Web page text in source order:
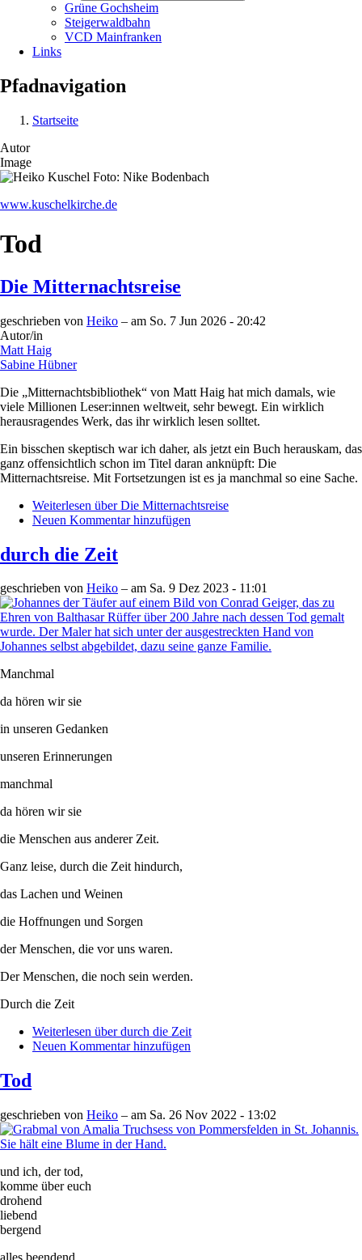
Grüne Gochsheim
Steigerwaldbahn
VCD Mainfranken
Links
Pfadnavigation
Startseite
Autor
Image
www.kuschelkirche.de
Tod
Die Mitternachtsreise
geschrieben von Heiko – am So. 7 Jun 2026 - 20:42
Autor/in
Matt Haig
Sabine Hübner
Die „Mitternachtsbibliothek“ von Matt Haig hat mich damals, wie
viele Millionen Leser:innen weltweit, sehr bewegt. Ein wirklich
herausragendes Werk, das ihr wirklich lesen solltet.
Ein bisschen skeptisch war ich daher, als jetzt ein Buch herauskam, das
ganz offensichtlich schon im Titel daran anknüpft: Die
Mitternachtsreise. Mit Fortsetzungen ist es ja manchmal so eine Sache.
Weiterlesen über Die Mitternachtsreise
Neuen Kommentar hinzufügen
durch die Zeit
geschrieben von Heiko – am Sa. 9 Dez 2023 - 11:01
Manchmal
da hören wir sie
in unseren Gedanken
unseren Erinnerungen
manchmal
da hören wir sie
die Menschen aus anderer Zeit.
Ganz leise, durch die Zeit hindurch,
das Lachen und Weinen
die Hoffnungen und Sorgen
der Menschen, die vor uns waren.
Der Menschen, die noch sein werden.
Durch die Zeit
Weiterlesen über durch die Zeit
Neuen Kommentar hinzufügen
Tod
geschrieben von Heiko – am Sa. 26 Nov 2022 - 13:02
und ich, der tod,
komme über euch
drohend
liebend
bergend